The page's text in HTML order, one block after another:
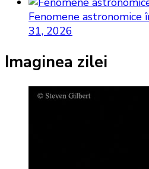
Fenomene astronomice
31, 2026
Imaginea zilei